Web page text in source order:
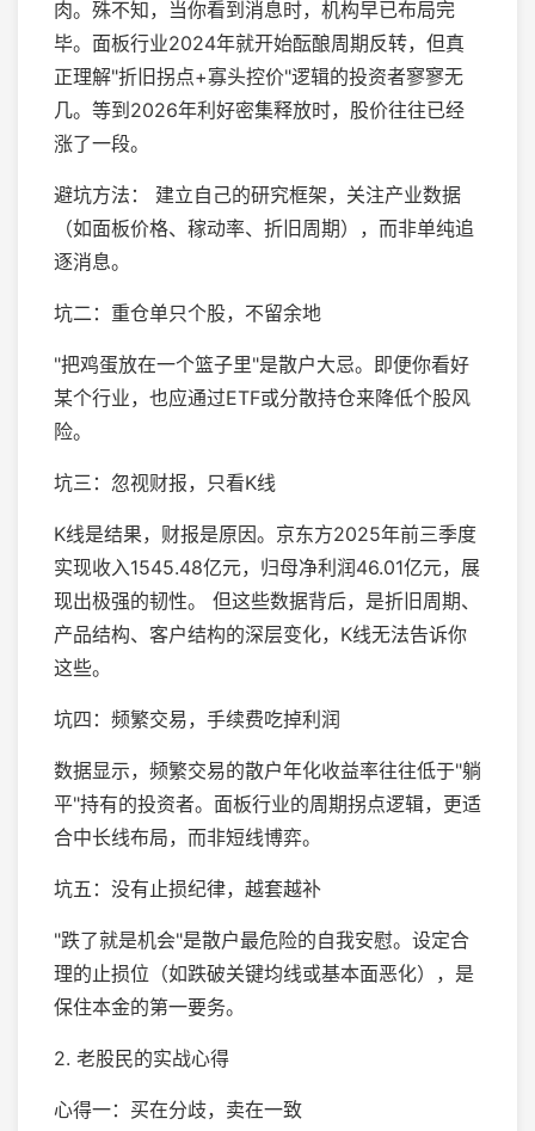
肉。殊不知，当你看到消息时，机构早已布局完
毕。面板行业2024年就开始酝酿周期反转，但真
正理解"折旧拐点+寡头控价"逻辑的投资者寥寥无
几。等到2026年利好密集释放时，股价往往已经
涨了一段。
避坑方法： 建立自己的研究框架，关注产业数据
（如面板价格、稼动率、折旧周期），而非单纯追
逐消息。
坑二：重仓单只个股，不留余地
"把鸡蛋放在一个篮子里"是散户大忌。即便你看好
某个行业，也应通过ETF或分散持仓来降低个股风
险。
坑三：忽视财报，只看K线
K线是结果，财报是原因。京东方2025年前三季度
实现收入1545.48亿元，归母净利润46.01亿元，展
现出极强的韧性。 但这些数据背后，是折旧周期、
产品结构、客户结构的深层变化，K线无法告诉你
这些。
坑四：频繁交易，手续费吃掉利润
数据显示，频繁交易的散户年化收益率往往低于"躺
平"持有的投资者。面板行业的周期拐点逻辑，更适
合中长线布局，而非短线博弈。
坑五：没有止损纪律，越套越补
"跌了就是机会"是散户最危险的自我安慰。设定合
理的止损位（如跌破关键均线或基本面恶化），是
保住本金的第一要务。
2. 老股民的实战心得
心得一：买在分歧，卖在一致